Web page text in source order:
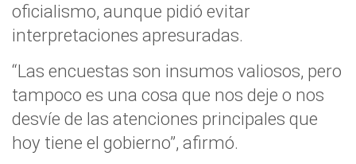
oficialismo, aunque pidió evitar
interpretaciones apresuradas.
“Las encuestas son insumos valiosos, pero
tampoco es una cosa que nos deje o nos
desvíe de las atenciones principales que
hoy tiene el gobierno”, afirmó.